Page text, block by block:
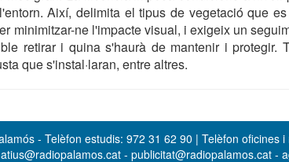
Així, delimita el tipus de vegetació que
minimitzar-ne l'impacte visual, i exigeix un
retirar i quina s'haurà de mantenir i protegir.
que s'instal·laran, entre altres.
- Telèfon estudis: 972 31 62 90 | Telèfon oficines
- publicitat@radiopalamos.cat -